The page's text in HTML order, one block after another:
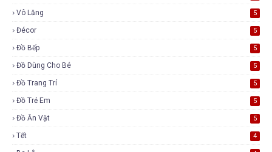
Vô Lăng 5
Đécor 5
Đồ Bếp 5
Đồ Dùng Cho Bé 5
Đồ Trang Trí 5
Đồ Trẻ Em 5
Đồ Ăn Vặt 5
Tết 4